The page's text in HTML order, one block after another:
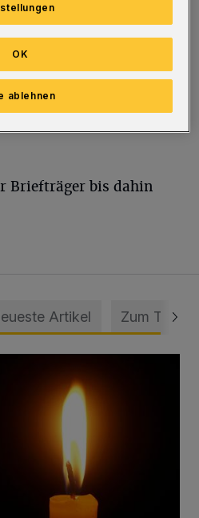
das Bilderrätsel, bei
die Parfümerie Müller
gewinnen gibt, sind
Und täglich werden es
ist erst Anfang
Briefträger bis dahin
Artikel Zum Thema
ablehnen
OK